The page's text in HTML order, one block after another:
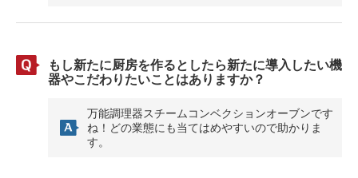
もし新たに厨房を作るとしたら新たに導入したい機
器やこだわりたいことはありますか？
万能調理器スチームコンベクションオーブンです
ね！どの業態にも当てはめやすいので助かりま
す。